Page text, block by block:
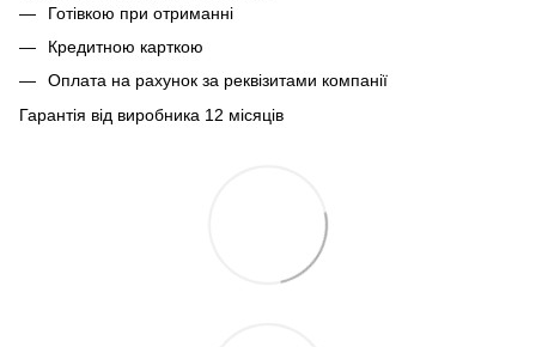
Готівкою при отриманні
Кредитною карткою
Оплата на рахунок за реквізитами компанії
Гарантія від виробника 12 місяців